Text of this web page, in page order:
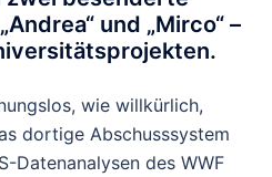
und „Mirco“ –
wie willkürlich,
dortige Abschusssystem
Datenanalysen des WWF